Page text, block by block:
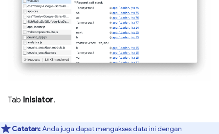
Tab Inisiator.
Catatan:Anda juga dapat mengakses data ini dengan